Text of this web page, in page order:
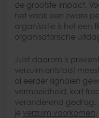
de grootste impact.
het vaak een zware
organisatie is het een
organisatorische
Juist daarom is
verzuim ontstaat
al eerder signalen
vermoeidheid, kort
veranderend gedrag.
je verzuim voorkomen .